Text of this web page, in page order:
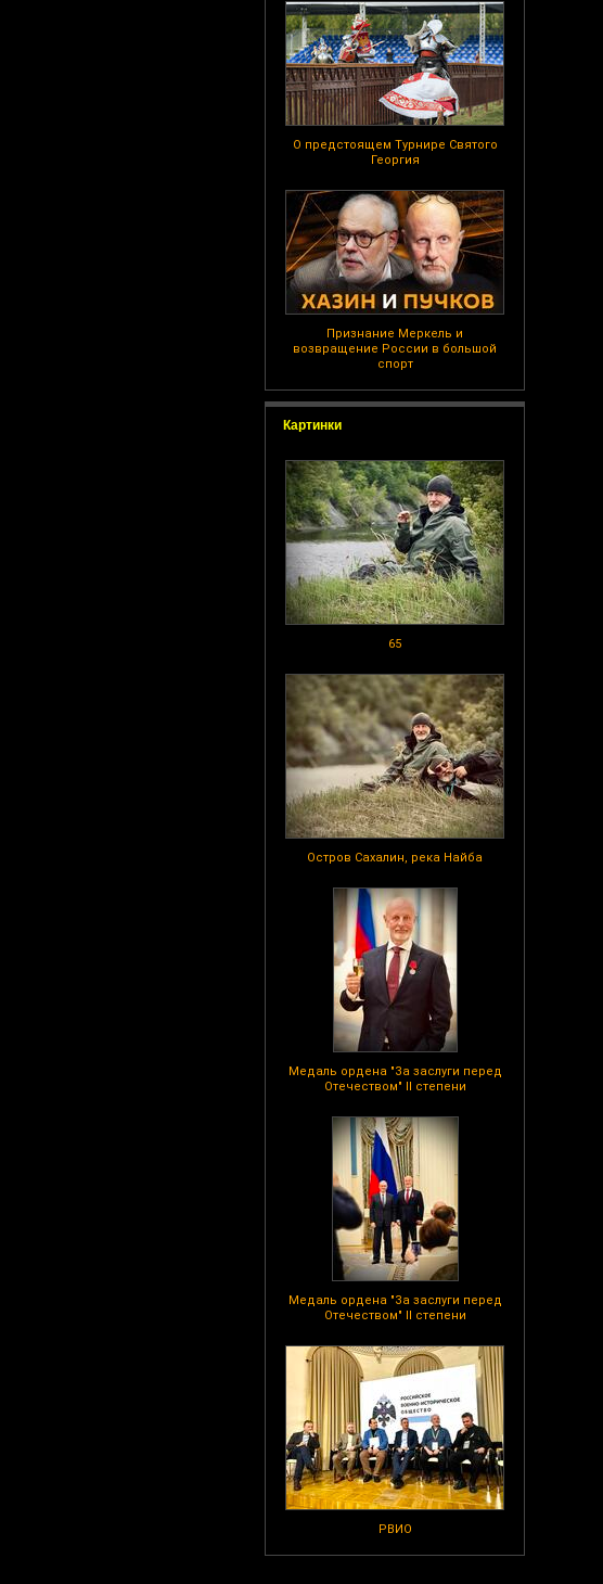
О предстоящем Турнире Святого
Георгия
Признание Меркель и
возвращение России в большой
спорт
Картинки
65
Остров Сахалин, река Найба
Медаль ордена "За заслуги перед
Отечеством" II степени
Медаль ордена "За заслуги перед
Отечеством" II степени
РВИО